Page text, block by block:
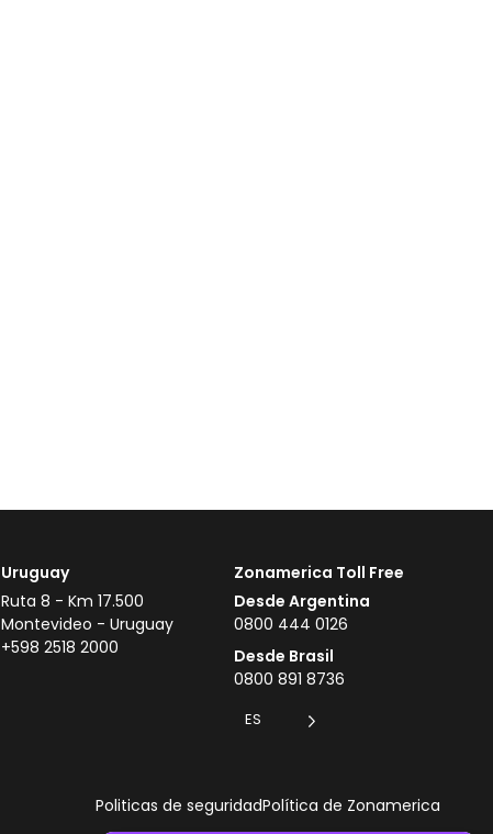
Uruguay
Ruta 8 - Km 17.500
Montevideo - Uruguay
+598 2518 2000
Zonamerica Toll Free
Desde Argentina
0800 444 0126
Desde Brasil
0800 891 8736
ES
Politicas de seguridadPolítica de Zonamerica